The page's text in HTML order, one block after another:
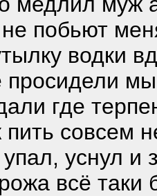
побьют
водки
просидели
где
пить совсем
уснул и
всё таки